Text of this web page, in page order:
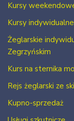
Kursy
Kursy
Żeglarskie
Zegrzyńskim
Kurs na sternika
Rejs żeglarski ze
Kupno-sprzedaż